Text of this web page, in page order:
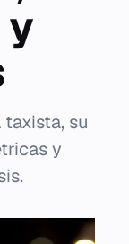
su
y